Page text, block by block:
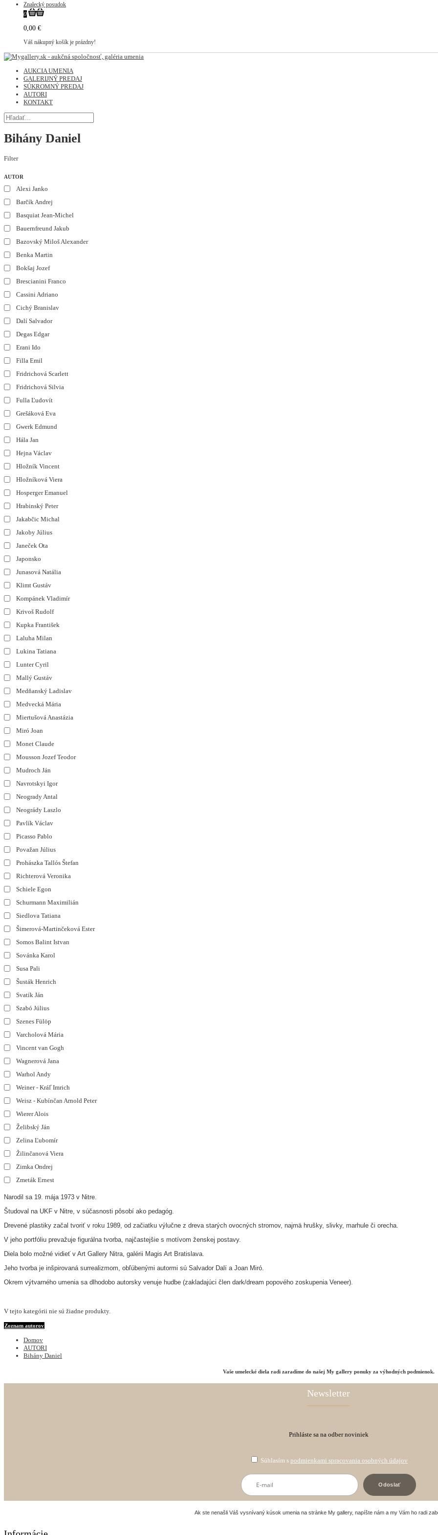
Znalecký posudok
0
0,00 €
Váš nákupný košík je prázdny!
AUKCIA UMENIA
GALERIJNÝ PREDAJ
SÚKROMNÝ PREDAJ
AUTORI
KONTAKT
Bihány Daniel
Filter
AUTOR
Alexi Janko
Barčík Andrej
Basquiat Jean-Michel
Bauernfreund Jakub
Bazovský Miloš Alexander
Benka Martin
Bokšaj Jozef
Brescianini Franco
Cassini Adriano
Cichý Branislav
Dalí Salvador
Degas Edgar
Erani Ido
Filla Emil
Fridrichová Scarlett
Fridrichová Silvia
Fulla Ľudovít
Grešáková Eva
Gwerk Edmund
Hála Jan
Hejna Václav
Hložník Vincent
Hložníková Viera
Hosperger Emanuel
Hrabinský Peter
Jakabčic Michal
Jakoby Július
Janeček Ota
Japonsko
Junasová Natália
Klimt Gustáv
Kompánek Vladimír
Krivoš Rudolf
Kupka František
Laluha Milan
Lukina Tatiana
Lunter Cyril
Mallý Gustáv
Medňanský Ladislav
Medvecká Mária
Miertušová Anastázia
Miró Joan
Monet Claude
Mousson Jozef Teodor
Mudroch Ján
Navrotskyi Igor
Neogrady Antal
Neogrády Laszlo
Pavlík Václav
Picasso Pablo
Považan Július
Prohászka Tallós Štefan
Richterová Veronika
Schiele Egon
Schurmann Maximilián
Siedlova Tatiana
Šimerová-Martinčeková Ester
Somos Balint Istvan
Sovánka Karol
Susa Pali
Šusták Henrich
Svatík Ján
Szabó Július
Szenes Fülöp
Varcholová Mária
Vincent van Gogh
Wagnerová Jana
Warhol Andy
Weiner - Kráľ Imrich
Weisz - Kubínčan Arnold Peter
Wierer Alois
Želibský Ján
Zelina Ľubomír
Žilinčanová Viera
Zimka Ondrej
Zmeták Ernest
Narodil sa 19. mája 1973 v Nitre.
Študoval na UKF v Nitre, v súčasnosti pôsobí ako pedagóg.
Drevené plastiky začal tvoriť v roku 1989, od začiatku výlučne z dreva starých ovocných stromov, najmä hrušky, slivky, marhule či orecha.
V jeho portfóliu prevažuje figurálna tvorba, najčastejšie s motívom ženskej postavy.
Diela bolo možné vidieť v Art Gallery Nitra, galérii Magis Art Bratislava.
Jeho tvorba je inšpirovaná surrealizmom, obľúbenými autormi sú Salvador Dalí a Joan Miró.
Okrem výtvarného umenia sa dlhodobo autorsky venuje hudbe (zakladajúci člen dark/dream popového zoskupenia Veneer).
V tejto kategórii nie sú žiadne produkty.
Zoznam autorov
Domov
AUTORI
Bihány Daniel
Vaše umelecké diela radi zaradíme do našej My gallery ponuky za výhodných podmienok.
Newsletter
Prihláste sa na odber noviniek
Súhlasím s podmienkami spracovania osobných údajov
Ak ste nenašli Váš vysnívaný kúsok umenia na stránke My gallery, napíšte nám a my Vám ho radi